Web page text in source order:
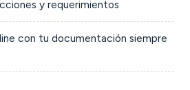
y requerimientos
con tu documentación siempre